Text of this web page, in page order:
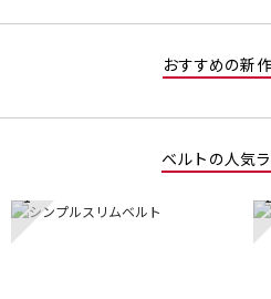
おすすめの新
ベルトの人気
1 2